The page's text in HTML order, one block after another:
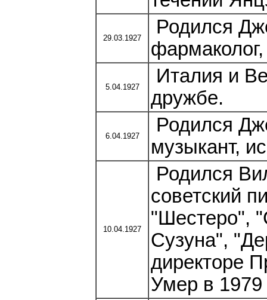
29.03.1927
Родился
5.04.1927
Италия и
дружбе.
6.04.1927
Родился
музыкант,
10.04.1927
Родился
советский
"Шестеро",
Сузуна",
директоре
Умер в 1979